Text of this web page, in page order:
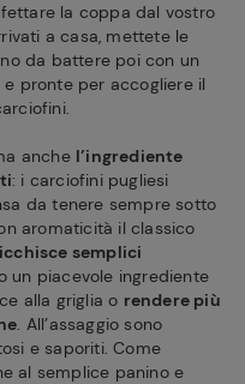
la coppa dal vostro
a casa, mettete le
da battere poi con un
e pronte per accogliere il
anche l’ingrediente
: i carciofini pugliesi
da tenere sempre sotto
aromaticità il classico
semplici
un piacevole ingrediente
alla griglia o rendere più
. All’assaggio sono
e saporiti. Come
al semplice panino e